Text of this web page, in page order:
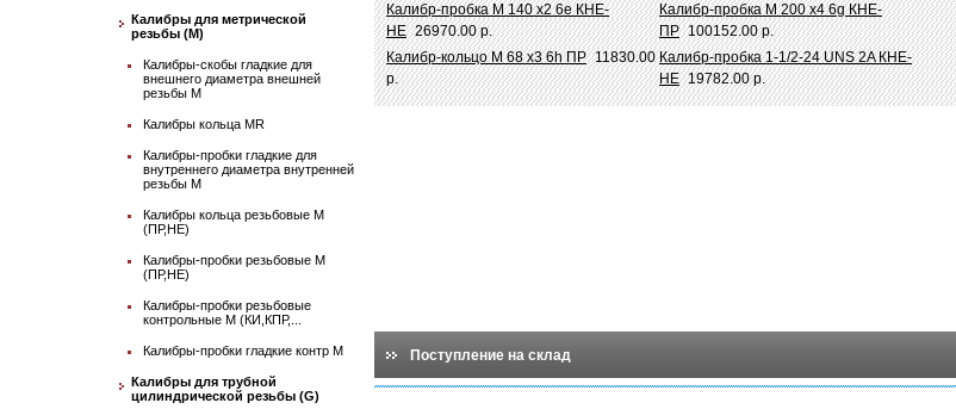
Калибры для метрической
резьбы (М)
Калибры-скобы гладкие для
внешнего диаметра внешней
резьбы М
Калибры кольца MR
Калибры-пробки гладкие для
внутреннего диаметра внутренней
резьбы М
Калибры кольца резьбовые М
(ПР,НЕ)
Калибры-пробки резьбовые М
(ПР,НЕ)
Калибры-пробки резьбовые
контрольные М (КИ,КПР,...
Калибры-пробки гладкие контр М
Калибры для трубной
цилиндрической резьбы (G)
Калибр-пробка М 140 х2 6e КНЕ-
НЕ 26970.00 р.
Калибр-пробка М 200 х4 6g КНЕ-
ПР 100152.00 р.
Калибр-кольцо М 68 х3 6h ПР 11830.00
р.
Калибр-пробка 1-1/2-24 UNS 2A КНЕ-
НЕ 19782.00 р.
Поступление на склад